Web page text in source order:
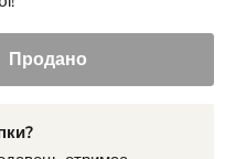
Продано